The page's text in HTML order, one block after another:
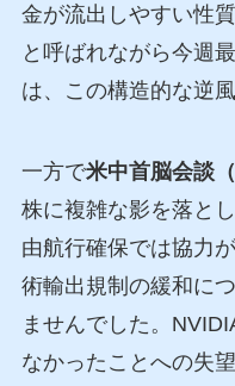
金が流出しやすい性
と呼ばれながら今週
は、この構造的な逆
一方で米中首脳会談
株に複雑な影を落と
由航行確保では協力
術輸出規制の緩和に
ませんでした。
なかったことへの失